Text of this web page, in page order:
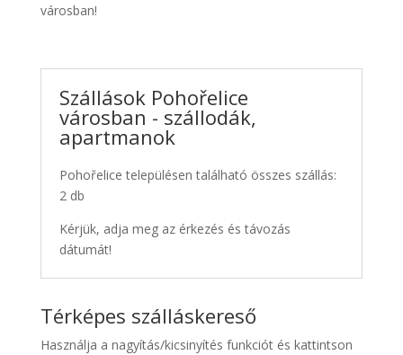
városban!
Szállások Pohořelice
városban - szállodák,
apartmanok
Pohořelice településen található összes szállás:
2 db
Kérjük, adja meg az érkezés és távozás
dátumát!
Térképes szálláskereső
Használja a nagyítás/kicsinyítés funkciót és kattintson